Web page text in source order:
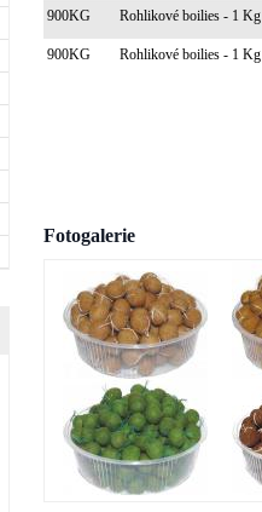
900KG Rohlikové boilies - 1 Kg
900KG Rohlikové boilies - 1 Kg
Fotogalerie